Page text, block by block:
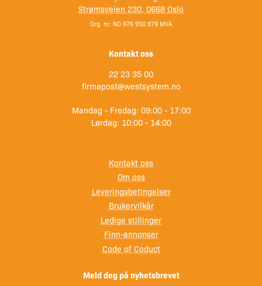
Strømsveien 230, 0668 Oslo
Org. nr: NO 976 950 879 MVA
Kontakt oss
22 23 35 00
firmapost@westsystem.no
Mandag - Fredag: 09:00 - 17:00
Lørdag: 10:00 - 14:00
Kontakt oss
Om oss
Leveringsbetingelser
Brukervilkår
Ledige stillinger
Finn-annonser
Code of Coduct
Meld deg på nyhetsbrevet